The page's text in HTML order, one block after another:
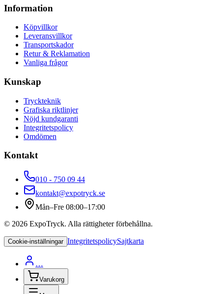
Information
Köpvillkor
Leveransvillkor
Transportskador
Retur & Reklamation
Vanliga frågor
Kunskap
Tryckteknik
Grafiska riktlinjer
Nöjd kundgaranti
Integritetspolicy
Omdömen
Kontakt
010 - 750 09 44
kontakt@expotryck.se
Mån–Fre 08:00–17:00
© 2026 ExpoTryck. Alla rättigheter förbehållna.
Cookie-inställningar IntegritetspolicySajtkarta
…
Varukorg